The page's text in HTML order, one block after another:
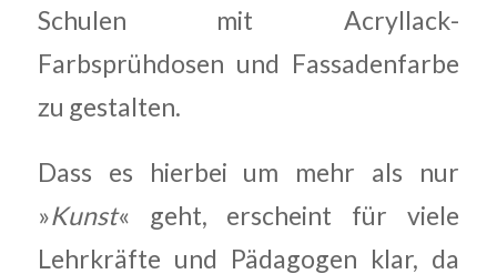
Schulen mit Acryllack-
Farbsprühdosen und Fassadenfarbe
zu gestalten.
Dass es hierbei um mehr als nur
»Kunst« geht, erscheint für viele
Lehrkräfte und Pädagogen klar, da